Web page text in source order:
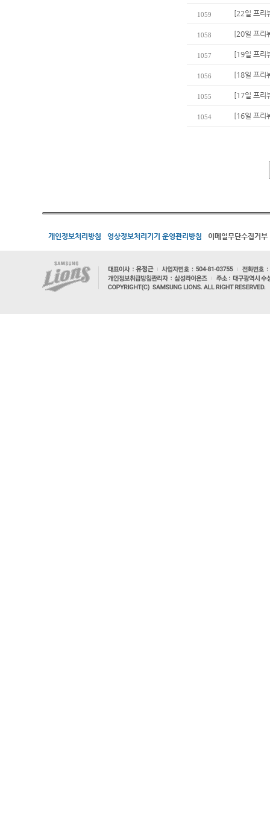
1059 [22일 프리
1058 [20일 프리
1057 [19일 프리
1056 [18일 프리
1055 [17일 프리
1054 [16일 프리
개인정보처리방침 영상정보처리기기 운영관리방침 이메일무단수집거부